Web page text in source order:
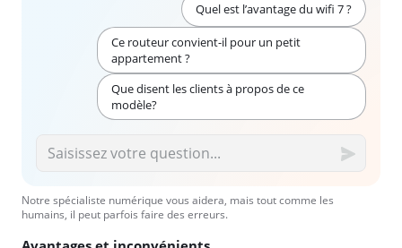
Quel est l’avantage du wifi 7 ?
Ce routeur convient-il pour un petit
appartement ?
Que disent les clients à propos de ce
modèle?
Notre spécialiste numérique vous aidera, mais tout comme les
humains, il peut parfois faire des erreurs.